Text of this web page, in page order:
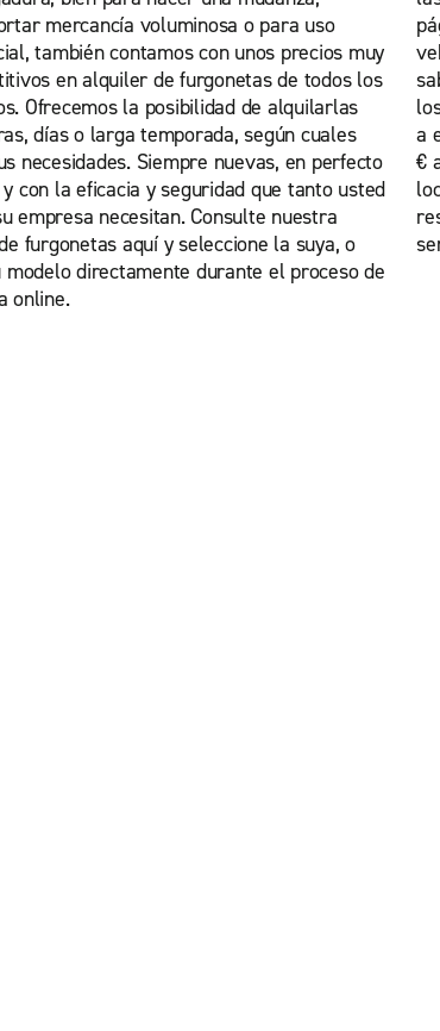
mercancía voluminosa o para uso
también contamos con unos precios muy
en alquiler de furgonetas de todos los
Ofrecemos la posibilidad de alquilarlas
días o larga temporada, según cuales
necesidades. Siempre nuevas, en perfecto
con la eficacia y seguridad que tanto usted
empresa necesitan. Consulte nuestra
furgonetas aquí y seleccione la suya, o
modelo directamente durante el proceso de
online.
a
€